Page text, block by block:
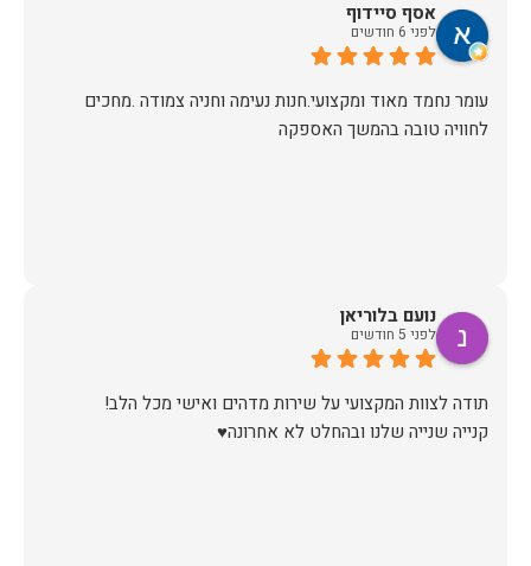
אסף סיידוף
לפני 6 חודשים
עומר נחמד מאוד ומקצועי.חנות נעימה וחניה צמודה .מחכים
לחוויה טובה בהמשך האספקה
נועם בלוריאן
לפני 5 חודשים
קנייה שנייה שלנו ובהחלט לא אחרונה♥️